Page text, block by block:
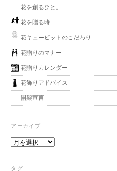
花を創るひと。
花を贈る時
花キューピットのこだわり
花贈りのマナー
花贈りカレンダー
花飾りアドバイス
開架宣言
アーカイブ
ア
タグ